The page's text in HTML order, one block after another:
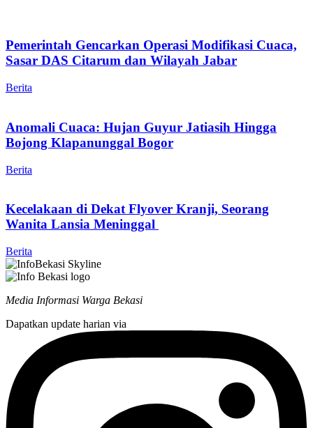
Pemerintah Gencarkan Operasi Modifikasi Cuaca,
Sasar DAS Citarum dan Wilayah Jabar
Berita
Anomali Cuaca: Hujan Guyur Jatiasih Hingga
Bojong Klapanunggal Bogor
Berita
Kecelakaan di Dekat Flyover Kranji, Seorang
Wanita Lansia Meninggal
Berita
Media Informasi Warga Bekasi
Dapatkan update harian via